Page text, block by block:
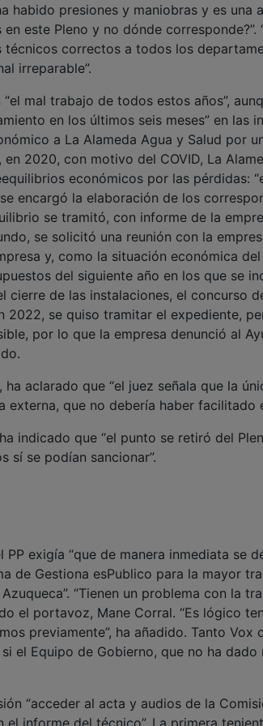
habido presiones y maniobras y es una
este Pleno y no dónde corresponde?”.
correctos a todos los
irreparable”.
mal trabajo de todos estos años”,
en los últimos seis meses” en las
a La Alameda Agua y Salud por
2020, con motivo del COVID, La
económicos por las pérdidas:
encargó la elaboración de los
se tramitó, con informe de la
se solicitó una reunión con la
y, como la situación económica
del siguiente año en los que se
cierre de las instalaciones, el concurso
2022, se quiso tramitar el expediente,
por lo que la empresa denunció al
aclarado que “el juez señala que la
externa, que no debería haber facilitado
indicado que “el punto se retiró del
sí se podían sancionar”.
exigía “que de manera inmediata se
de Gestiona esPublico para la mayor
“Tienen un problema con la
el portavoz, Mane Corral. “Es lógico
previamente”, ha añadido. Tanto Vox
el Equipo de Gobierno, que no ha
“acceder al acta y audios de la
el informe del técnico”. La primera